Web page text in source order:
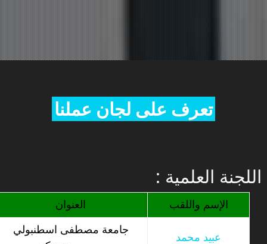
تعرف على لجان عملنا
: اللجنة العلمية
العنوان الإسم واللقب
جامعة مصطفى اسطنبولي
عبيد محمد